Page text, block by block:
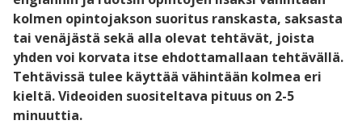
kolmen opintojakson suoritus ranskasta, saksasta
tai venäjästä sekä alla olevat tehtävät, joista
yhden voi korvata itse ehdottamallaan tehtävällä.
Tehtävissä tulee käyttää vähintään kolmea eri
kieltä. Videoiden suositeltava pituus on 2-5
minuuttia.